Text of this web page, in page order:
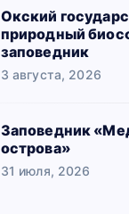
а
п
с
е
Окский
природный
заповедник
3 августа, 2026
Заповедник
острова»
31 июля, 2026